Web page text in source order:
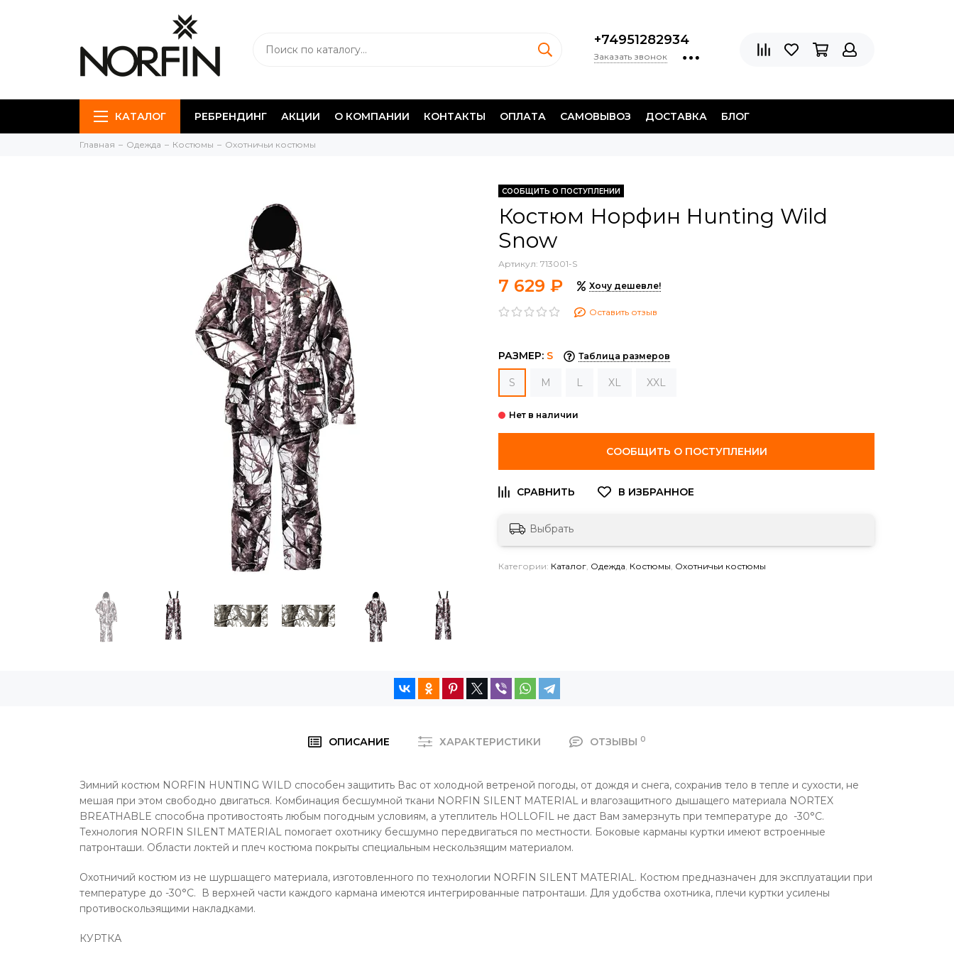
+74951282934
Заказать звонок
КАТАЛОГ РЕБРЕНДИНГ АКЦИИ О КОМПАНИИ КОНТАКТЫ ОПЛАТА САМОВЫВОЗ ДОСТАВКА БЛОГ
Главная Одежда Костюмы Охотничьи костюмы
СООБЩИТЬ О ПОСТУПЛЕНИИ
Костюм Норфин Hunting Wild
Snow
Артикул: 713001-S
7 629 ₽ Хочу дешевле!
Оставить отзыв
РАЗМЕР: S Таблица размеров
S M L XL XXL
СООБЩИТЬ О ПОСТУПЛЕНИИ
Выбрать
Категории: Каталог, Одежда, Костюмы, Охотничьи костюмы
ОПИСАНИЕ ХАРАКТЕРИСТИКИ ОТЗЫВЫ 0
Зимний костюм NORFIN HUNTING WILD способен защитить Вас от холодной ветреной погоды, от дождя и снега, сохранив тело в тепле и сухости, не
мешая при этом свободно двигаться. Комбинация бесшумной ткани NORFIN SILENT MATERIAL и влагозащитного дышащего материала NORTEX
BREATHABLE способна противостоять любым погодным условиям, а утеплитель HOLLOFIL не даст Вам замерзнуть при температуре до -30°C.
Технология NORFIN SILENT MATERIAL помогает охотнику бесшумно передвигаться по местности. Боковые карманы куртки имеют встроенные
патронташи. Области локтей и плеч костюма покрыты специальным нескользящим материалом.
Охотничий костюм из не шуршащего материала, изготовленного по технологии NORFIN SILENT MATERIAL. Костюм предназначен для эксплуатации при
температуре до -30°С. В верхней части каждого кармана имеются интегрированные патронташи. Для удобства охотника, плечи куртки усилены
противоскользящими накладками.
КУРТКА